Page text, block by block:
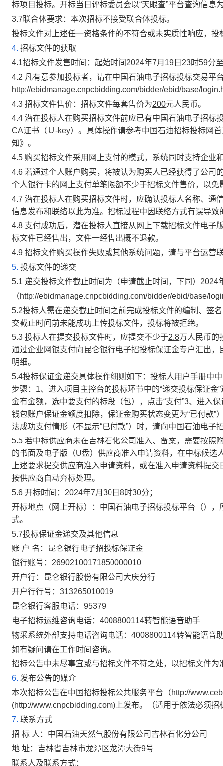
标项目投标。开标当日评标委员会以“天眼查”平台查询信息
3.7联合体要求：本次招标不接受联合体投标。
投标文件对上述任一资格条件的不符合或未实质性响应，投
4. 招标文件的获取
4.1招标文件发售时间：起始时间2024年7月19日23时59分
4.2 凡有意参加投标者，请在中国石油电子招标投标交易平
http://ebidmanage.cnpcbidding.com/bidder/ebid/base/
4.3 招标文件售价：招标文件每套售价为200元人民币。
4.4 潜在投标人在购买招标文件前应已有中国石油电子招标
CA证书（Ｕ-key）。具体操作请参考中国石油招标投标网
知》。
4.5 购买招标文件采用网上支付的模式，系统同时支持企业
4.6 若通过个人账户购买，将被认为购买人已经获得了公司
个人银行卡的网上支付单笔限额不少于招标文件售价，以免
4.7 潜在投标人在购买招标文件时，应确认投标人名称、通
信息发布和联络以此为准。招标过程中因联络方式有误导致
4.8 支付成功后，潜在投标人直接从网上下载招标文件电子
标文件已经售出，文件一经售出概不退款。
4.9 招标文件购买操作失败或其他系统问题，请与平台运营
5. 投标文件的递交
5.1 递交投标文件截止时间为（申请截止时间，下同）
（http://ebidmanage.cnpcbidding.com/bidder/ebid/base/
5.2投标人需在递交截止时间之前完成投标文件的编制、签
交截止时间前未能成功上传投标文件，投标将被拒绝。
5.3 投标人在提交投标文件时，应提交不少于2.8万人民币的
通过企业网银支付向昆仑银行电子招投标保证金专户汇出
明细。
5.4投标保证金递交具体操作细则如下：投标人用户手册中
步骤：1、进入项目主控台的投标环节中的“递交投标保证
金有金额，选中要支付的标段（包），点击“支付”3、进入
钱包账户保证金额度扣除，保证金购买状态变更为“已付款
法成功支付情形（不显示“已付款”）时，请向中国石油电
5.5 若中标供应商未在吉林石化公司准入、备案，需要按照
的书面及电子版（U盘）供应商准入申请资料，在中标候
上述要求提交供应商准入申请资料，或在准入申请资料提
按供应商自动弃标处理。
5.6 开标时间：2024年7月30日8时30分；
开标地点（网上开标）：中国石油电子招标投标平台（）
式。
5.7投标保证金递交及其他信息
账 户 名：昆仑银行电子招投标保证金
银行账号：26902100171850000010
开户行：昆仑银行股份有限公司大庆分行
开户行行号：313265010019
昆仑银行客服电话：95379
电子招标运维咨询电话：4008800114转智能语音助手
物采系统外部支持电话咨询电话：4008800114转智能语音
如有疑问请在工作时间咨询。
招标公告中未尽事宜或与招标文件不符之处，以招标文件为
6. 发布公告的媒介
本次招标公告在中国招标投标公共服务平台（http://
(http://www.cnpcbidding.com)上发布。（适用于依法必须招
7. 联系方式
招 标 人：中国石油天然气股份有限公司吉林石化分公司
地 址：吉林省吉林市龙潭区龙潭大街9号
联系人及联系方式：